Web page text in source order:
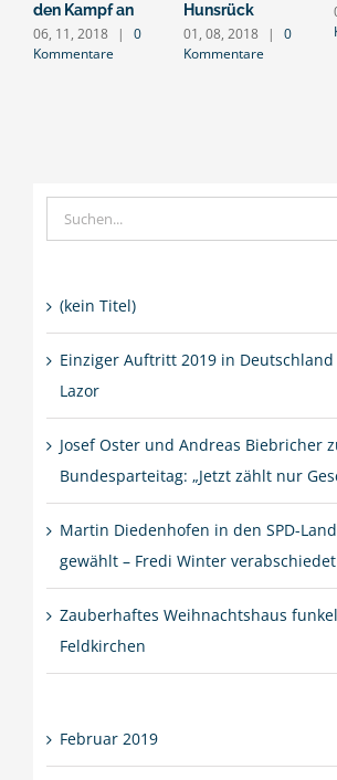
den Kampf an
06, 11, 2018 |
0
Kommentare
Hunsrück
01, 08, 2018 |
0
Kommentare
Suche
nach:
(kein Titel)
Einziger Auftritt 2019 in
Lazor
Josef Oster und Andreas Biebricher
Bundesparteitag: „Jetzt zählt nur
Martin Diedenhofen in den SPD-
gewählt – Fredi Winter verabschiedet
Zauberhaftes Weihnachtshaus
Feldkirchen
Februar 2019